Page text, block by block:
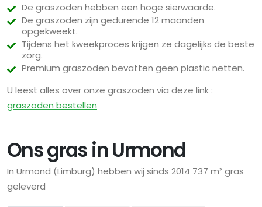
De graszoden hebben een hoge sierwaarde.
De graszoden zijn gedurende 12 maanden
opgekweekt.
Tijdens het kweekproces krijgen ze dagelijks de beste
zorg.
Premium graszoden bevatten geen plastic netten.
U leest alles over onze graszoden via deze link :
graszoden bestellen
Ons gras in Urmond
In Urmond (Limburg) hebben wij sinds 2014 737 m² gras
geleverd